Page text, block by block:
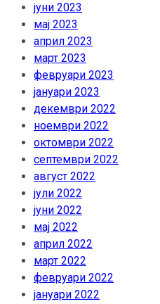
јуни 2023
мај 2023
април 2023
март 2023
февруари 2023
јануари 2023
декември 2022
ноември 2022
октомври 2022
септември 2022
август 2022
јули 2022
јуни 2022
мај 2022
април 2022
март 2022
февруари 2022
јануари 2022